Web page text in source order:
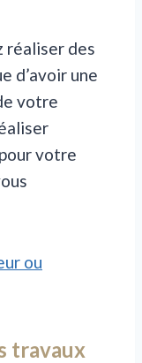
réaliser des
d’avoir une
votre
votre
ou
travaux